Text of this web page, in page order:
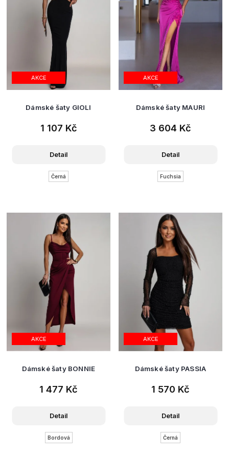
AKCE
Dámské šaty GIOLI
1 107 Kč
Detail
Černá
AKCE
Dámské šaty MAURI
3 604 Kč
Detail
Fuchsia
AKCE
Dámské šaty BONNIE
1 477 Kč
Detail
Bordová
AKCE
Dámské šaty PASSIA
1 570 Kč
Detail
Černá